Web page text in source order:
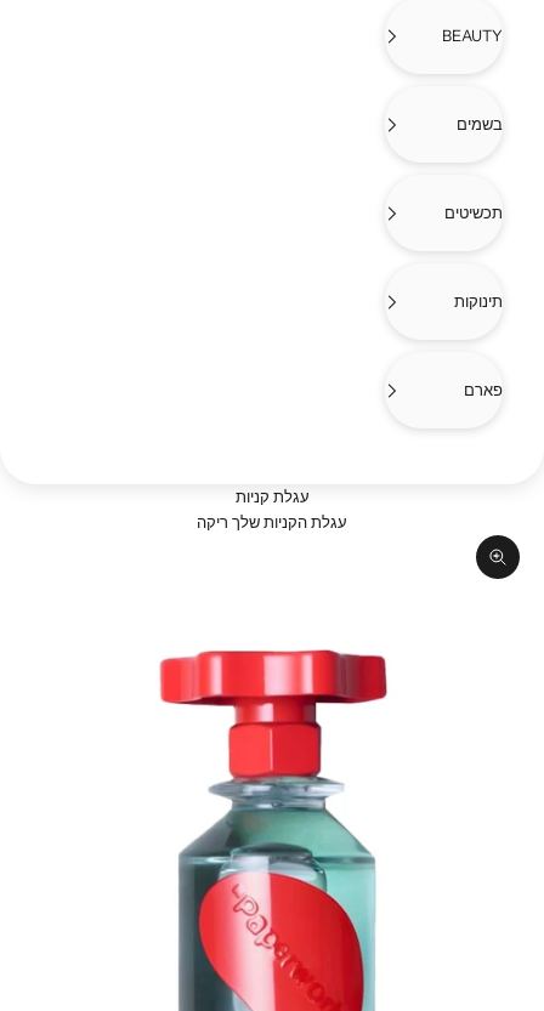
BEAUTY
בשמים
תכשיטים
תינוקות
פארם
עגלת קניות
עגלת הקניות שלך ריקה
תקריב